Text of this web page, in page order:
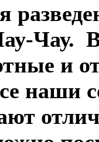
Чау.
и
наши